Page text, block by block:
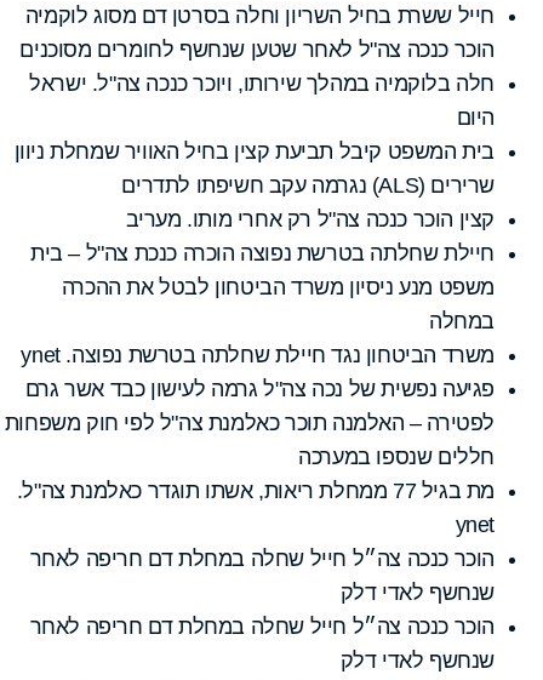
חייל ששרת בחיל השריון וחלה בסרטן דם מסוג לוקמיה
הוכר כנכה צה"ל לאחר שטען שנחשף לחומרים מסוכנים
חלה בלוקמיה במהלך שירותו, ויוכר כנכה צה"ל. ישראל
היום
בית המשפט קיבל תביעת קצין בחיל האוויר שמחלת ניוון
שרירים (ALS) נגרמה עקב חשיפתו לתדרים
קצין הוכר כנכה צה"ל רק אחרי מותו. מעריב
חיילת שחלתה בטרשת נפוצה הוכרה כנכת צה"ל – בית
משפט מנע ניסיון משרד הביטחון לבטל את ההכרה
במחלה
משרד הביטחון נגד חיילת שחלתה בטרשת נפוצה. ynet
פגיעה נפשית של נכה צה"ל גרמה לעישון כבד אשר גרם
לפטירה – האלמנה תוכר כאלמנת צה"ל לפי חוק משפחות
חללים שנספו במערכה
מת בגיל 77 ממחלת ריאות, אשתו תוגדר כאלמנת צה"ל.
ynet
הוכר כנכה צה״ל חייל שחלה במחלת דם חריפה לאחר
שנחשף לאדי דלק
הוכר כנכה צה״ל חייל שחלה במחלת דם חריפה לאחר
שנחשף לאדי דלק